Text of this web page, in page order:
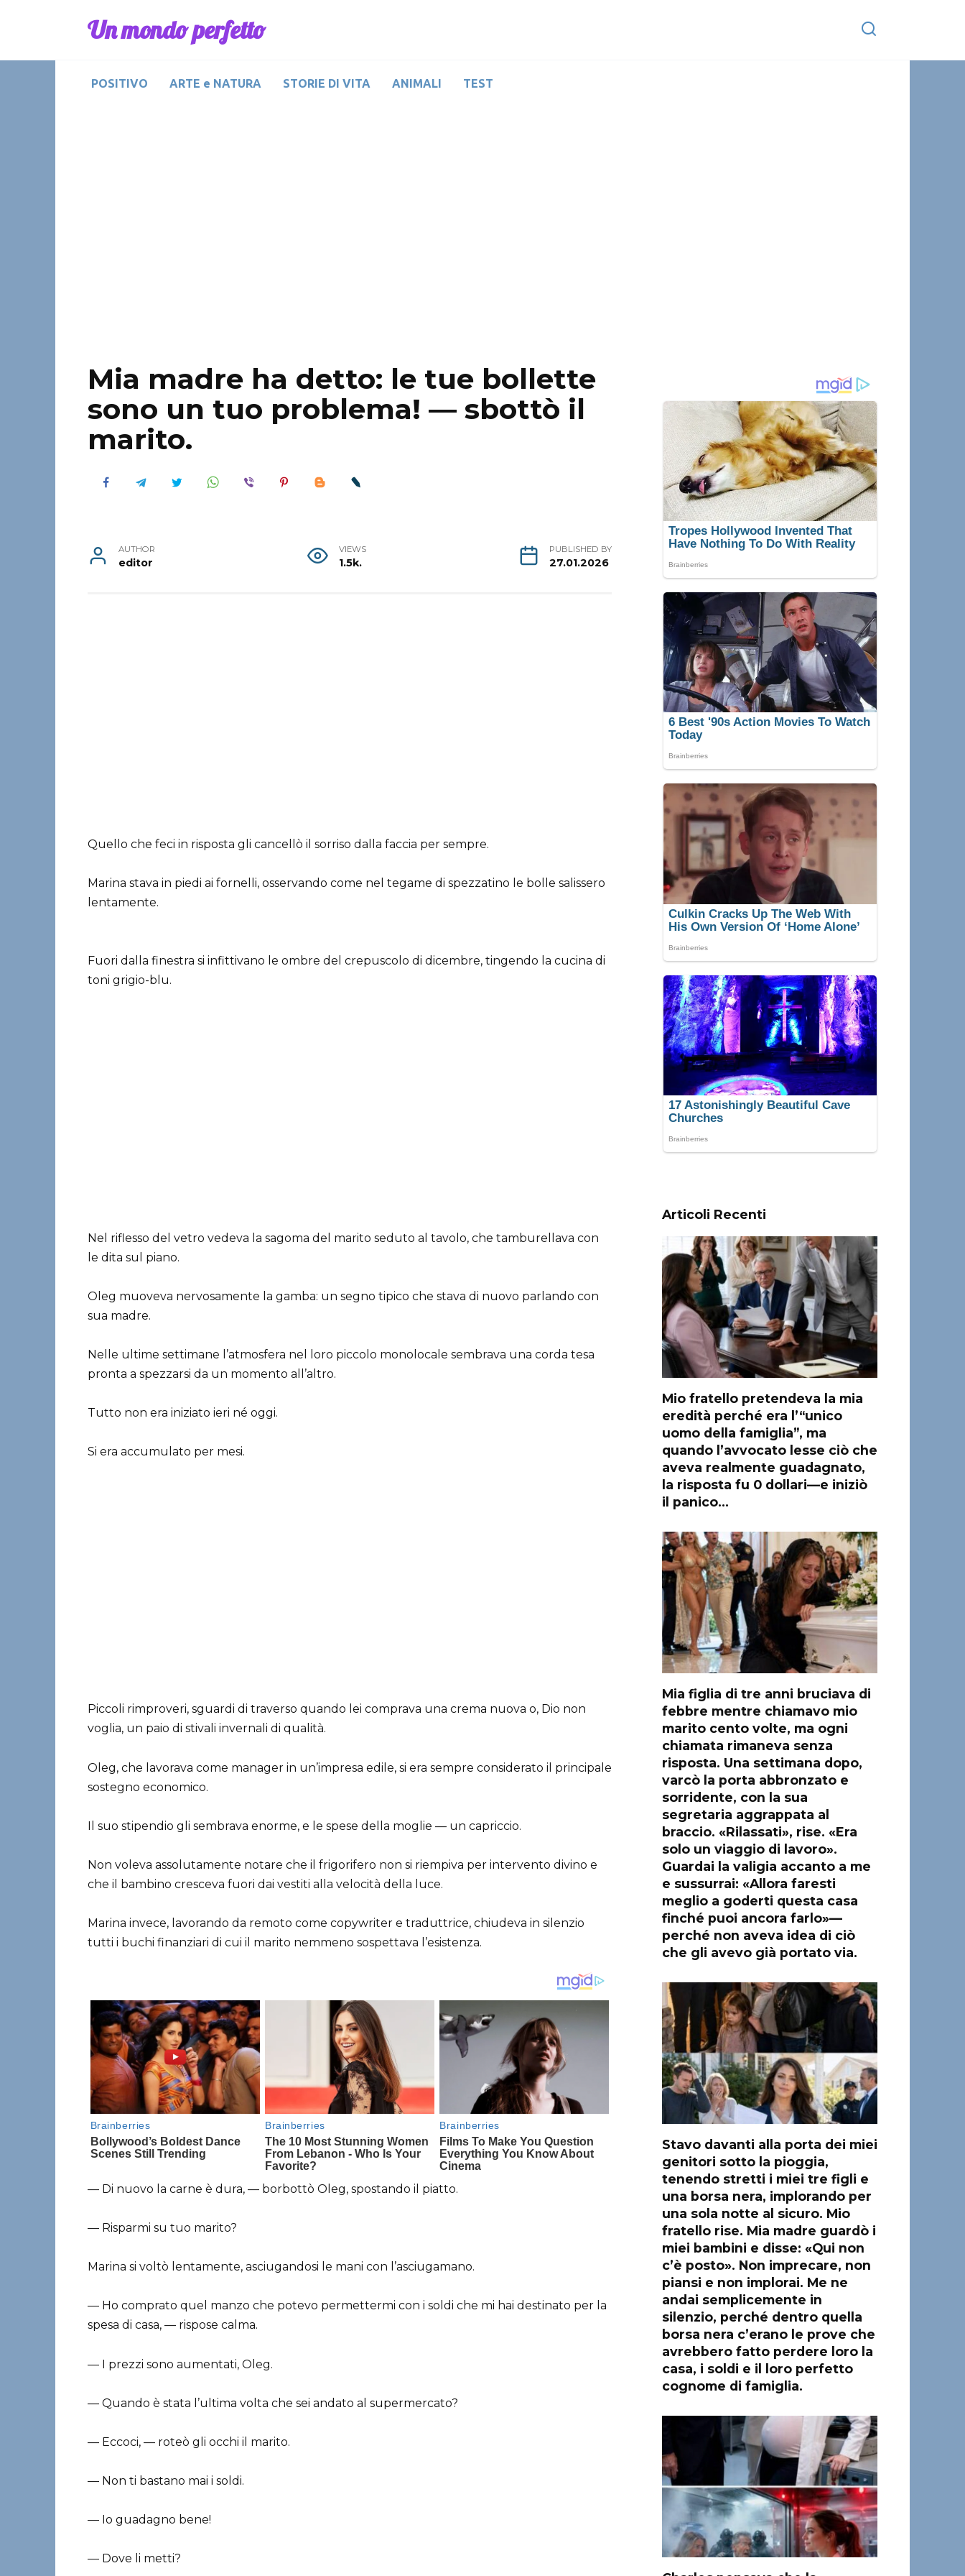
Un mondo perfetto
POSITIVO ARTE e NATURA STORIE DI VITA ANIMALI TEST
Мia madre ha detto: le tue bollette
sono un tuo problema! — sbottò il
marito.
AUTHOR
editor
VIEWS
1.5k.
PUBLISHED BY
27.01.2026
Quello che feci in risposta gli cancellò il sorriso dalla faccia per sempre.
Marina stava in piedi ai fornelli, osservando come nel tegame di spezzatino le bolle salissero
lentamente.
Fuori dalla finestra si infittivano le ombre del crepuscolo di dicembre, tingendo la cucina di
toni grigio-blu.
Nel riflesso del vetro vedeva la sagoma del marito seduto al tavolo, che tamburellava con
le dita sul piano.
Oleg muoveva nervosamente la gamba: un segno tipico che stava di nuovo parlando con
sua madre.
Nelle ultime settimane l’atmosfera nel loro piccolo monolocale sembrava una corda tesa
pronta a spezzarsi da un momento all’altro.
Tutto non era iniziato ieri né oggi.
Si era accumulato per mesi.
Piccoli rimproveri, sguardi di traverso quando lei comprava una crema nuova o, Dio non
voglia, un paio di stivali invernali di qualità.
Oleg, che lavorava come manager in un’impresa edile, si era sempre considerato il principale
sostegno economico.
Il suo stipendio gli sembrava enorme, e le spese della moglie — un capriccio.
Non voleva assolutamente notare che il frigorifero non si riempiva per intervento divino e
che il bambino cresceva fuori dai vestiti alla velocità della luce.
Marina invece, lavorando da remoto come copywriter e traduttrice, chiudeva in silenzio
tutti i buchi finanziari di cui il marito nemmeno sospettava l’esistenza.
— Di nuovo la carne è dura, — borbottò Oleg, spostando il piatto.
— Risparmi su tuo marito?
Marina si voltò lentamente, asciugandosi le mani con l’asciugamano.
— Ho comprato quel manzo che potevo permettermi con i soldi che mi hai destinato per la
spesa di casa, — rispose calma.
— I prezzi sono aumentati, Oleg.
— Quando è stata l’ultima volta che sei andato al supermercato?
— Eccoci, — roteò gli occhi il marito.
— Non ti bastano mai i soldi.
— Io guadagno bene!
— Dove li metti?
Articoli Recenti
Mio fratello pretendeva la mia
eredità perché era l’“unico
uomo della famiglia”, ma
quando l’avvocato lesse ciò che
aveva realmente guadagnato,
la risposta fu 0 dollari—e iniziò
il panico…
Mia figlia di tre anni bruciava di
febbre mentre chiamavo mio
marito cento volte, ma ogni
chiamata rimaneva senza
risposta. Una settimana dopo,
varcò la porta abbronzato e
sorridente, con la sua
segretaria aggrappata al
braccio. «Rilassati», rise. «Era
solo un viaggio di lavoro».
Guardai la valigia accanto a me
e sussurrai: «Allora faresti
meglio a goderti questa casa
finché puoi ancora farlo»—
perché non aveva idea di ciò
che gli avevo già portato via.
Stavo davanti alla porta dei miei
genitori sotto la pioggia,
tenendo stretti i miei tre figli e
una borsa nera, implorando per
una sola notte al sicuro. Mio
fratello rise. Mia madre guardò i
miei bambini e disse: «Qui non
c’è posto». Non imprecare, non
piansi e non implorai. Me ne
andai semplicemente in
silenzio, perché dentro quella
borsa nera c’erano le prove che
avrebbero fatto perdere loro la
casa, i soldi e il loro perfetto
cognome di famiglia.